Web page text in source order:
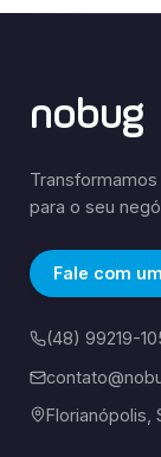
nobug
para o seu
Fale com
(48) 99219-
Florianópolis,